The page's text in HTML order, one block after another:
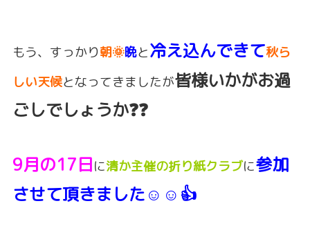
もう、すっかり朝🌞晩と冷え込んできて秋ら
しい天候となってきましたが皆様いかがお過
ごしでしょうか❓❓
9月の17日に清か主催の折り紙クラブに参加
させて頂きました☺️☺️👍